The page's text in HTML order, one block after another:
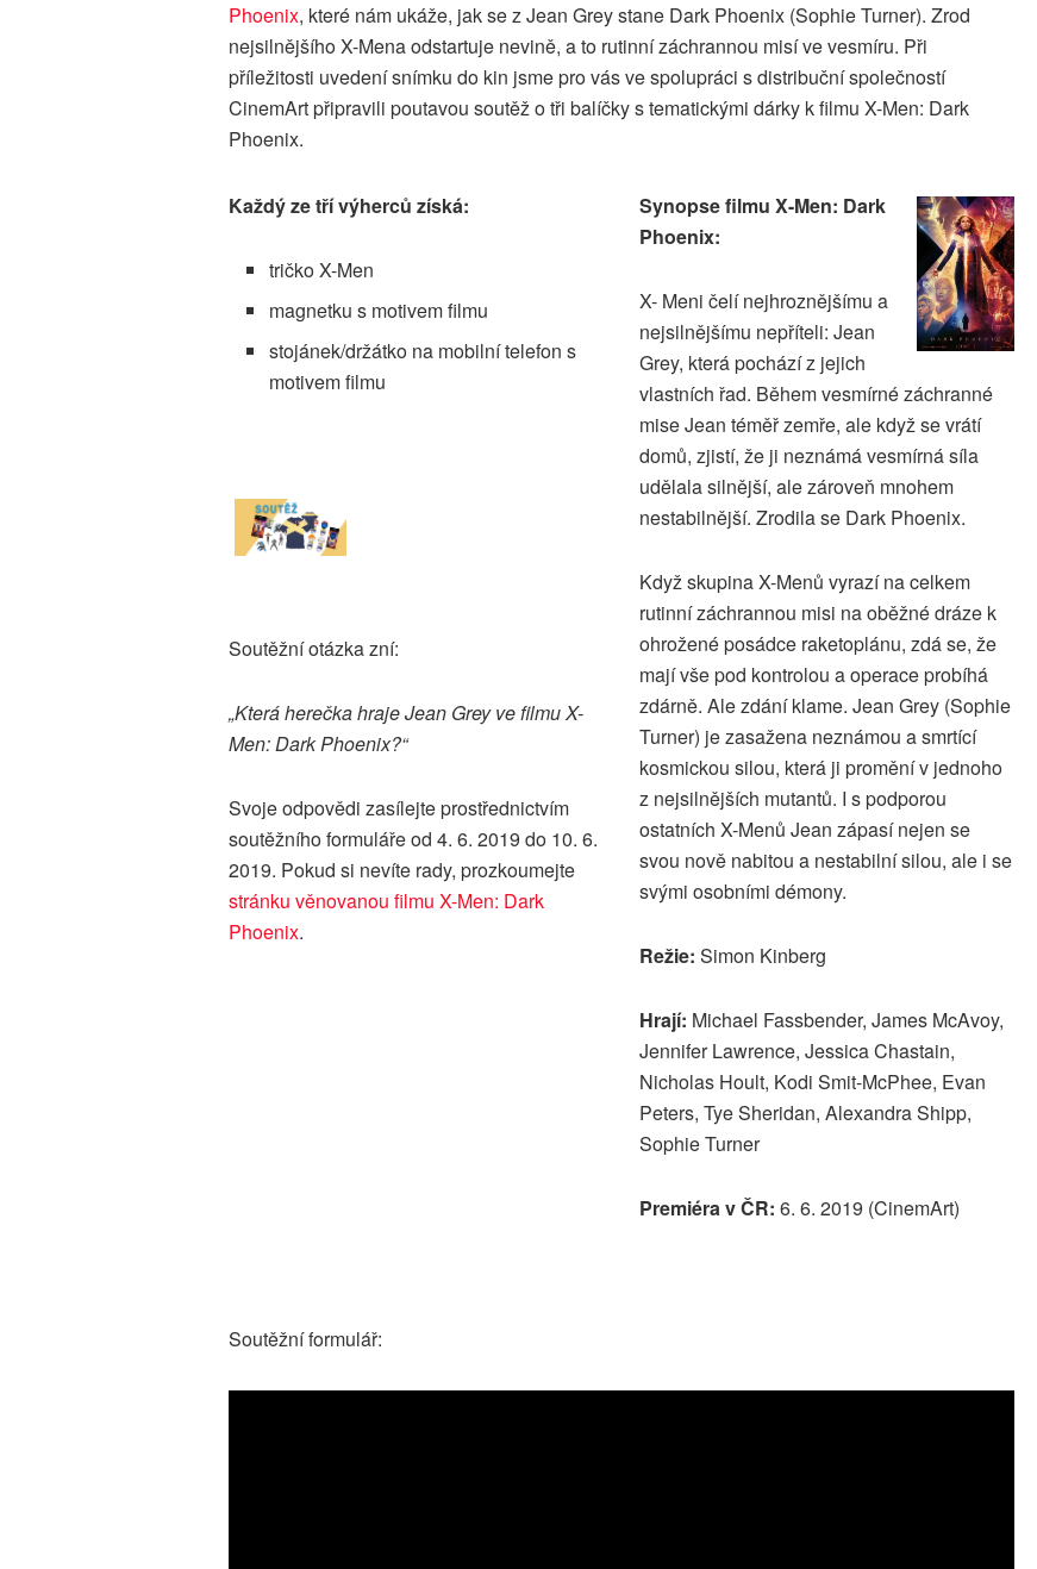
Phoenix, které nám ukáže, jak se z Jean Grey stane Dark Phoenix (Sophie Turner). Zrod
nejsilnějšího X-Mena odstartuje nevině, a to rutinní záchrannou misí ve vesmíru. Při
příležitosti uvedení snímku do kin jsme pro vás ve spolupráci s distribuční společností
CinemArt připravili poutavou soutěž o tři balíčky s tematickými dárky k filmu X-Men: Dark
Phoenix.
Každý ze tří výherců získá:
tričko X-Men
magnetku s motivem filmu
stojánek/držátko na mobilní telefon s
motivem filmu
Soutěžní otázka zní:
„Která herečka hraje Jean Grey ve filmu X-
Men: Dark Phoenix?“
Svoje odpovědi zasílejte prostřednictvím
soutěžního formuláře od 4. 6. 2019 do 10. 6.
2019. Pokud si nevíte rady, prozkoumejte
stránku věnovanou filmu X-Men: Dark
Phoenix.
Synopse filmu X-Men: Dark
Phoenix:
X- Meni čelí nejhroznějšímu a
nejsilnějšímu nepříteli: Jean
Grey, která pochází z jejich
vlastních řad. Během vesmírné záchranné
mise Jean téměř zemře, ale když se vrátí
domů, zjistí, že ji neznámá vesmírná síla
udělala silnější, ale zároveň mnohem
nestabilnější. Zrodila se Dark Phoenix.
Když skupina X-Menů vyrazí na celkem
rutinní záchrannou misi na oběžné dráze k
ohrožené posádce raketoplánu, zdá se, že
mají vše pod kontrolou a operace probíhá
zdárně. Ale zdání klame. Jean Grey (Sophie
Turner) je zasažena neznámou a smrtící
kosmickou silou, která ji promění v jednoho
z nejsilnějších mutantů. I s podporou
ostatních X-Menů Jean zápasí nejen se
svou nově nabitou a nestabilní silou, ale i se
svými osobními démony.
Režie: Simon Kinberg
Hrají: Michael Fassbender, James McAvoy,
Jennifer Lawrence, Jessica Chastain,
Nicholas Hoult, Kodi Smit-McPhee, Evan
Peters, Tye Sheridan, Alexandra Shipp,
Sophie Turner
Premiéra v ČR: 6. 6. 2019 (CinemArt)
Soutěžní formulář: